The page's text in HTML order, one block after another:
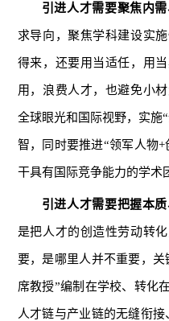
引进人才需要聚焦内需
求导向，聚焦学科建设实
得来，还要用当适任，用
用，浪费人才，也避免小
全球眼光和国际视野，实施
智，同时要推进“领军人物
干具有国际竞争能力的学术
引进人才需要把握本质
是把人才的创造性劳动转
要，是哪里人并不重要，
席教授”编制在学校、转化
人才链与产业链的无缝衔